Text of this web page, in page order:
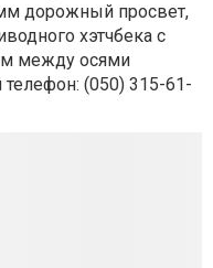
дорожный просвет,
хэтчбека с
между осями
(050) 315-61-